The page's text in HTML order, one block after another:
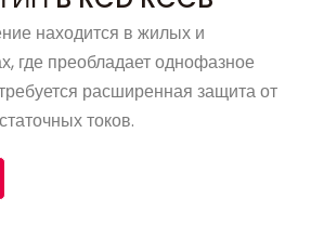
находится в жилых и
где преобладает однофазное
расширенная защита от
токов.